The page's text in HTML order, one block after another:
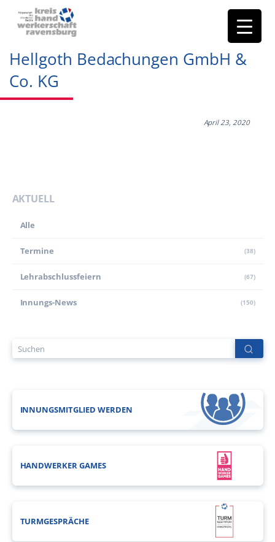
Hellgoth Bedachungen GmbH &
Co. KG
April 23, 2020
AKTUELL
Alle
Termine (38)
Lehr­abschluss­feiern (67)
Innungs-News (150)
INNUNGSMITGLIED WERDEN
HANDWERKER GAMES
TURMGESPRÄCHE